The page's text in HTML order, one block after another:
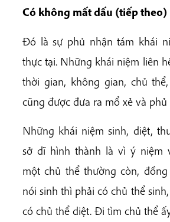
Có không mất dấu (tiếp theo)
Đó là sự phủ nhận tám khái
thực tại. Những khái niệm liên
thời gian, không gian, chủ
cũng được đưa ra mổ xẻ và phủ
Những khái niệm sinh, diệt,
sở dĩ hình thành là vì ý niệm
một chủ thể thường còn,
nói sinh thì phải có chủ thể
có chủ thể diệt. Đi tìm chủ thể